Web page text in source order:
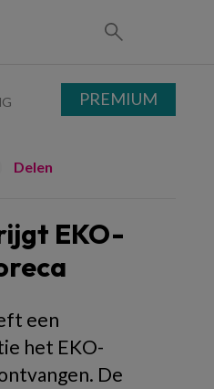
Delen
EKO-
een
het EKO-
De
PREMIUM